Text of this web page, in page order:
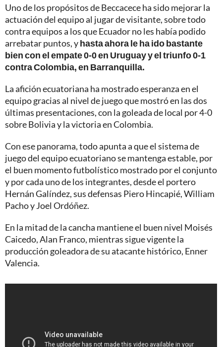
Uno de los propósitos de Beccacece ha sido mejorar la
actuación del equipo al jugar de visitante, sobre todo
contra equipos a los que Ecuador no les había podido
arrebatar puntos, yhasta ahora le ha ido bastante
bien con el empate 0-0 en Uruguay y el triunfo 0-1
contra Colombia, en Barranquilla.
La afición ecuatoriana ha mostrado esperanza en el
equipo gracias al nivel de juego que mostró en las dos
últimas presentaciones, con la goleada de local por 4-0
sobre Bolivia y la victoria en Colombia.
Con ese panorama, todo apunta a que el sistema de
juego del equipo ecuatoriano se mantenga estable, por
el buen momento futbolístico mostrado por el conjunto
y por cada uno de los integrantes, desde el portero
Hernán Galíndez, sus defensas Piero Hincapié, William
Pacho y Joel Ordóñez.
En la mitad de la cancha mantiene el buen nivel Moisés
Caicedo, Alan Franco, mientras sigue vigente la
producción goleadora de su atacante histórico, Enner
Valencia.